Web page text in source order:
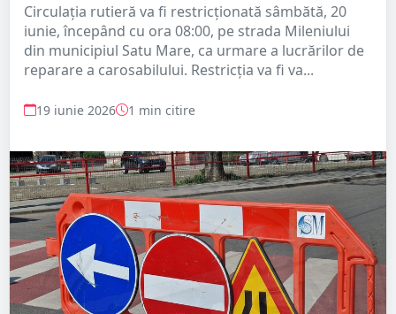
Circulația rutieră va fi restricționată sâmbătă, 20
iunie, începând cu ora 08:00, pe strada Mileniului
din municipiul Satu Mare, ca urmare a lucrărilor de
reparare a carosabilului. Restricția va fi va...
19 iunie 2026 1 min citire